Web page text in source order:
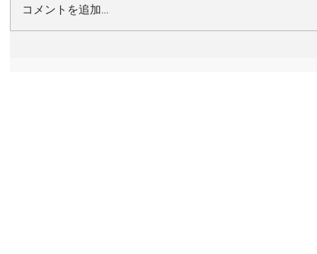
コメントを追加…